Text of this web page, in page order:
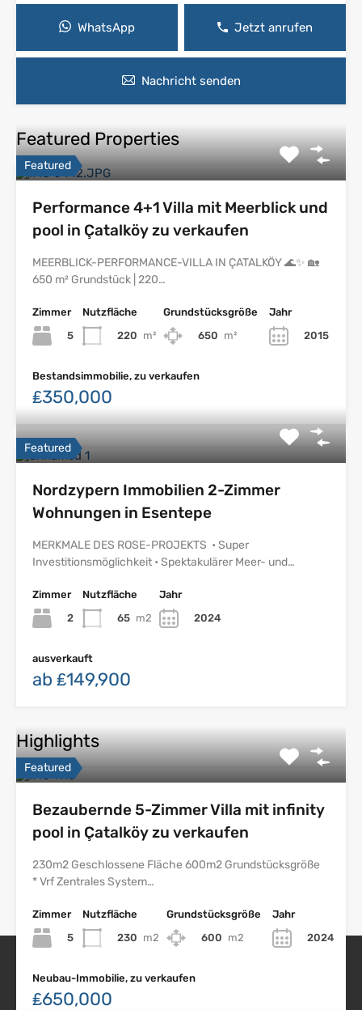
WhatsApp Jetzt anrufen
Nachricht senden
Featured Properties
Featured
Performance 4+1 Villa mit Meerblick und
pool in Çatalköy zu verkaufen
MEERBLICK-PERFORMANCE-VILLA IN ÇATALKÖY 🌊✨ 🏡
650 m² Grundstück | 220…
Zimmer
5
Nutzfläche
220 m²
Grundstücksgröße
650 m²
Jahr
2015
Bestandsimmobilie, zu verkaufen
₤350,000
Featured
Nordzypern Immobilien 2-Zimmer
Wohnungen in Esentepe
MERKMALE DES ROSE-PROJEKTS • Super
Investitionsmöglichkeit • Spektakulärer Meer- und…
Zimmer
2
Nutzfläche
65 m2
Jahr
2024
ausverkauft
ab ₤149,900
Highlights
Featured
Bezaubernde 5-Zimmer Villa mit infinity
pool in Çatalköy zu verkaufen
230m2 Geschlossene Fläche 600m2 Grundstücksgröße
* Vrf Zentrales System…
Zimmer
5
Nutzfläche
230 m2
Grundstücksgröße
600 m2
Jahr
2024
Neubau-Immobilie, zu verkaufen
₤650,000Nordzypern Immobilien